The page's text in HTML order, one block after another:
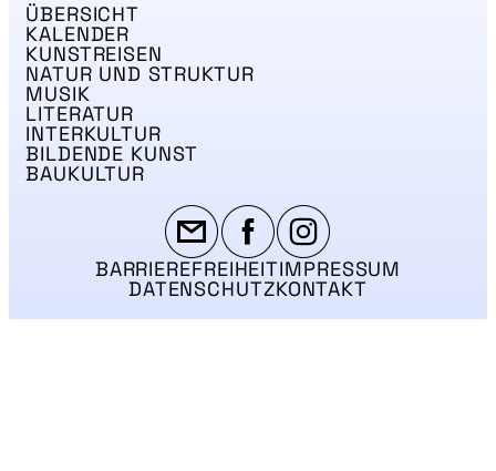
ÜBERSICHT
KALENDER
KUNSTREISEN
NATUR UND STRUKTUR
MUSIK
LITERATUR
INTERKULTUR
BILDENDE KUNST
BAUKULTUR
BARRIEREFREIHEITIMPRESSUM
DATENSCHUTZKONTAKT